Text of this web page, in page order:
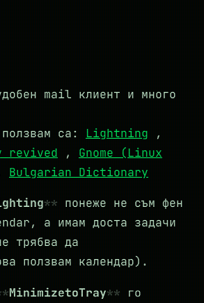
mail клиент и много
са: Lightning ,
revived , Gnome (Linux
Bulgarian Dictionary
понеже не съм фен
а имам доста задачи
трябва да
ползвам календар).
MinimizetoTray
го